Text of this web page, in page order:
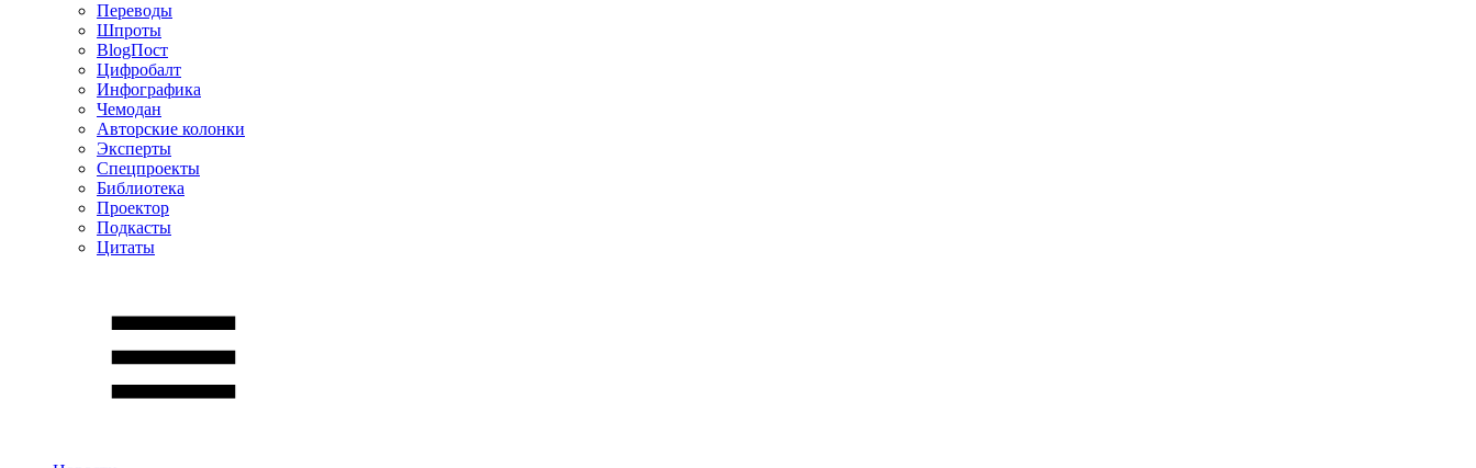
Переводы
Шпроты
BlogПост
Цифробалт
Инфографика
Чемодан
Авторские колонки
Эксперты
Спецпроекты
Библиотека
Проектор
Подкасты
Цитаты